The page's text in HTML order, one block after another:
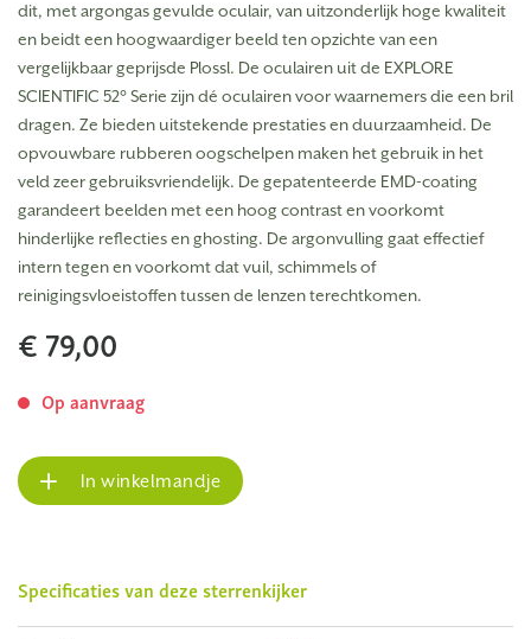
dit, met argongas gevulde oculair, van uitzonderlijk hoge kwaliteit
en beidt een hoogwaardiger beeld ten opzichte van een
vergelijkbaar geprijsde Plossl. De oculairen uit de EXPLORE
SCIENTIFIC 52° Serie zijn dé oculairen voor waarnemers die een bril
dragen. Ze bieden uitstekende prestaties en duurzaamheid. De
opvouwbare rubberen oogschelpen maken het gebruik in het
veld zeer gebruiksvriendelijk. De gepatenteerde EMD-coating
garandeert beelden met een hoog contrast en voorkomt
hinderlijke reflecties en ghosting. De argonvulling gaat effectief
intern tegen en voorkomt dat vuil, schimmels of
reinigingsvloeistoffen tussen de lenzen terechtkomen.
€ 79,00
Op aanvraag
In winkelmandje
Specificaties van deze sterrenkijker